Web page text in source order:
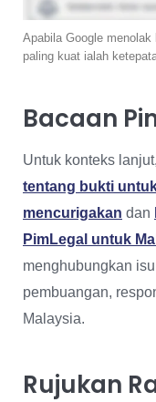
Apabila Google
paling kuat ialah
Bacaan
Untuk konteks
tentang bukti
mencurigakan dan
PimLegal untuk
menghubungkan
pembuangan,
Malaysia.
Rujukan